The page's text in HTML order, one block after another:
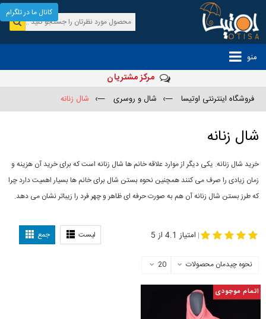
منو
مرکز مشتریان
فروشگاه اینترنتی اوتیسا —› شال و روسری —› شال زنانه
شال زنانه
خرید شال زنانه. یکی دیگر از موارد علاقه خانم ها شال زنانه است که برای خرید آن هزینه و
زمان زیادی را صرف می کنند همچنین نحوه بستن شال برای خانم ها بسیار اهمیت دارد چرا
که طرز بستن شال زنانه آن هم به صورت حرفه ای ظاهر و چهر فرد را زیباتر نشان می دهد.
لیست جمع | امتیاز 4.1 از 5
نحوه چیدمان محصولات 20
اتمام موجودی
کانال ما در تلگرام